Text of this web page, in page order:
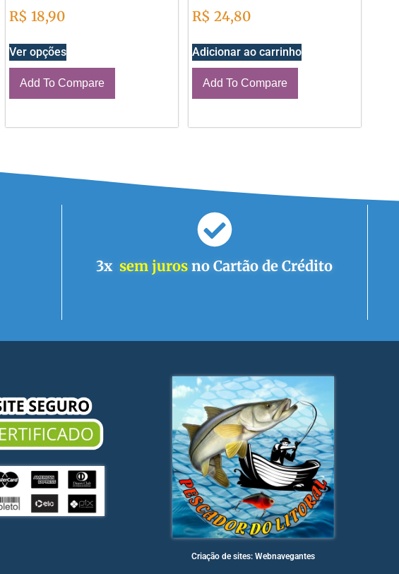
R$ 18,90
Ver opções
Add To Compare
R$ 24,80
Adicionar ao carrinho
Add To Compare
3x sem juros no Cartão de Crédito
Criação de sites: Webnavegantes